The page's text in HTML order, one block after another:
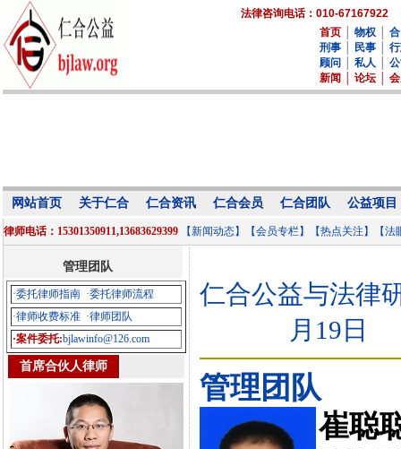
法律咨询电话：010-67167922
首页
物权
刑事
民事
顾问
私人
新闻
论坛
网站首页 关于仁合 仁合资讯 仁合会员 仁合团队 公益项目
律师电话：15301350911,13683629399 【新闻动态】 【会员专栏】 【热点关注】 【
管理团队
·委托律师指南 ·委托律师流程
·律师收费标准 ·律师团队
·案件委托:bjlawinfo@126.com
首席合伙人律师
仁合公益与法律
月19日
管理团队
崔聪